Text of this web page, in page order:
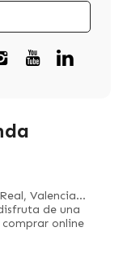
Valencia...
de una
comprar online